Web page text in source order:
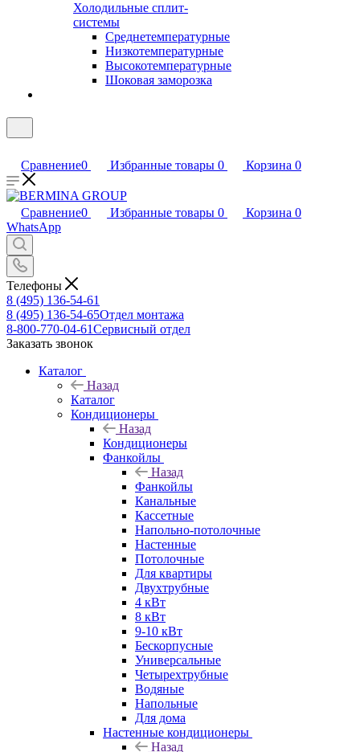
Холодильные сплит-
системы
Среднетемпературные
Низкотемпературные
Высокотемпературные
Шоковая заморозка
Сравнение0 Избранные товары 0 Корзина 0
Сравнение0 Избранные товары 0 Корзина 0
WhatsApp
Телефоны
8 (495) 136-54-61
8 (495) 136-54-65Отдел монтажа
8-800-770-04-61Сервисный отдел
Заказать звонок
Каталог
Назад
Каталог
Кондиционеры
Назад
Кондиционеры
Фанкойлы
Назад
Фанкойлы
Канальные
Кассетные
Напольно-потолочные
Настенные
Потолочные
Для квартиры
Двухтрубные
4 кВт
8 кВт
9-10 кВт
Бескорпусные
Универсальные
Четырехтрубные
Водяные
Напольные
Для дома
Настенные кондиционеры
Назад